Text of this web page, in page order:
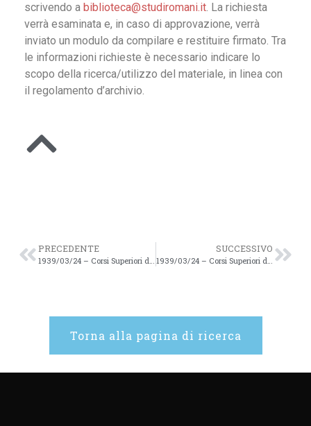
scrivendo a biblioteca@studiromani.it. La richiesta
verrà esaminata e, in caso di approvazione, verrà
inviato un modulo da compilare e restituire firmato. Tra
le informazioni richieste è necessario indicare lo
scopo della ricerca/utilizzo del materiale, in linea con
il regolamento d’archivio.
PRECEDENTE
1939/03/24 – Corsi Superiori di Studi Romani Anno Acc. 1938/39 XIII – 100
SUCCESSIVO
1939/03/24 – Corsi Superiori di Studi Romani Anno Acc. 1938/39 XIII – 101
Torna alla pagina di ricerca